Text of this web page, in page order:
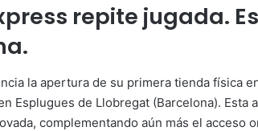
repite jugada.
la apertura de su primera tienda física
Esplugues de Llobregat (Barcelona). Esta
complementando aún más el acceso